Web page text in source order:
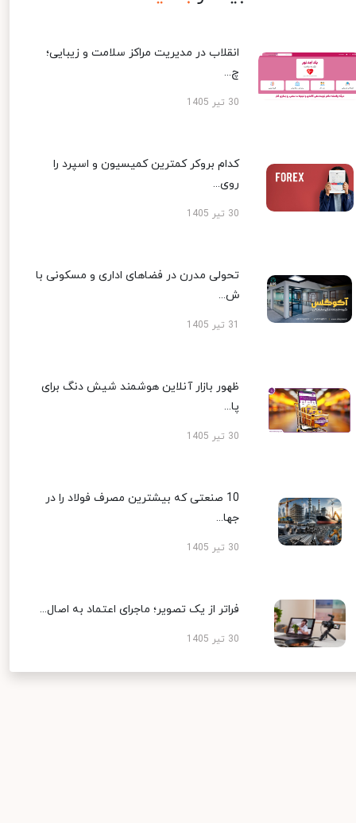
انقلاب در مدیریت مراکز سلامت و زیبایی؛
چ...
30 تیر 1405
کدام بروکر کمترین کمیسیون و اسپرد را
روی...
30 تیر 1405
تحولی مدرن در فضاهای اداری و مسکونی با
ش...
ظهور بازار آنلاین هوشمند شیش دنگ برای
پا...
30 تیر 1405
10 صنعتی که بیشترین مصرف فولاد را در
جها...
30 تیر 1405
فراتر از یک تصویر؛ ماجرای اعتماد به اصال...
30 تیر 1405